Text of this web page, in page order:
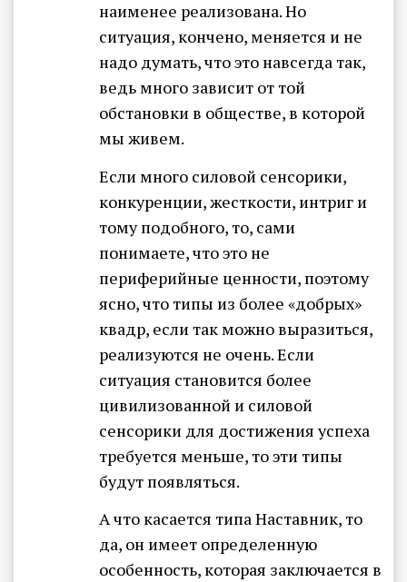
наименее реализована. Но
ситуация, кончено, меняется и не
надо думать, что это навсегда так,
ведь много зависит от той
обстановки в обществе, в которой
мы живем.
Если много силовой сенсорики,
конкуренции, жесткости, интриг и
тому подобного, то, сами
понимаете, что это не
периферийные ценности, поэтому
ясно, что типы из более «добрых»
квадр, если так можно выразиться,
реализуются не очень. Если
ситуация становится более
цивилизованной и силовой
сенсорики для достижения успеха
требуется меньше, то эти типы
будут появляться.
А что касается типа Наставник, то
да, он имеет определенную
особенность, которая заключается в